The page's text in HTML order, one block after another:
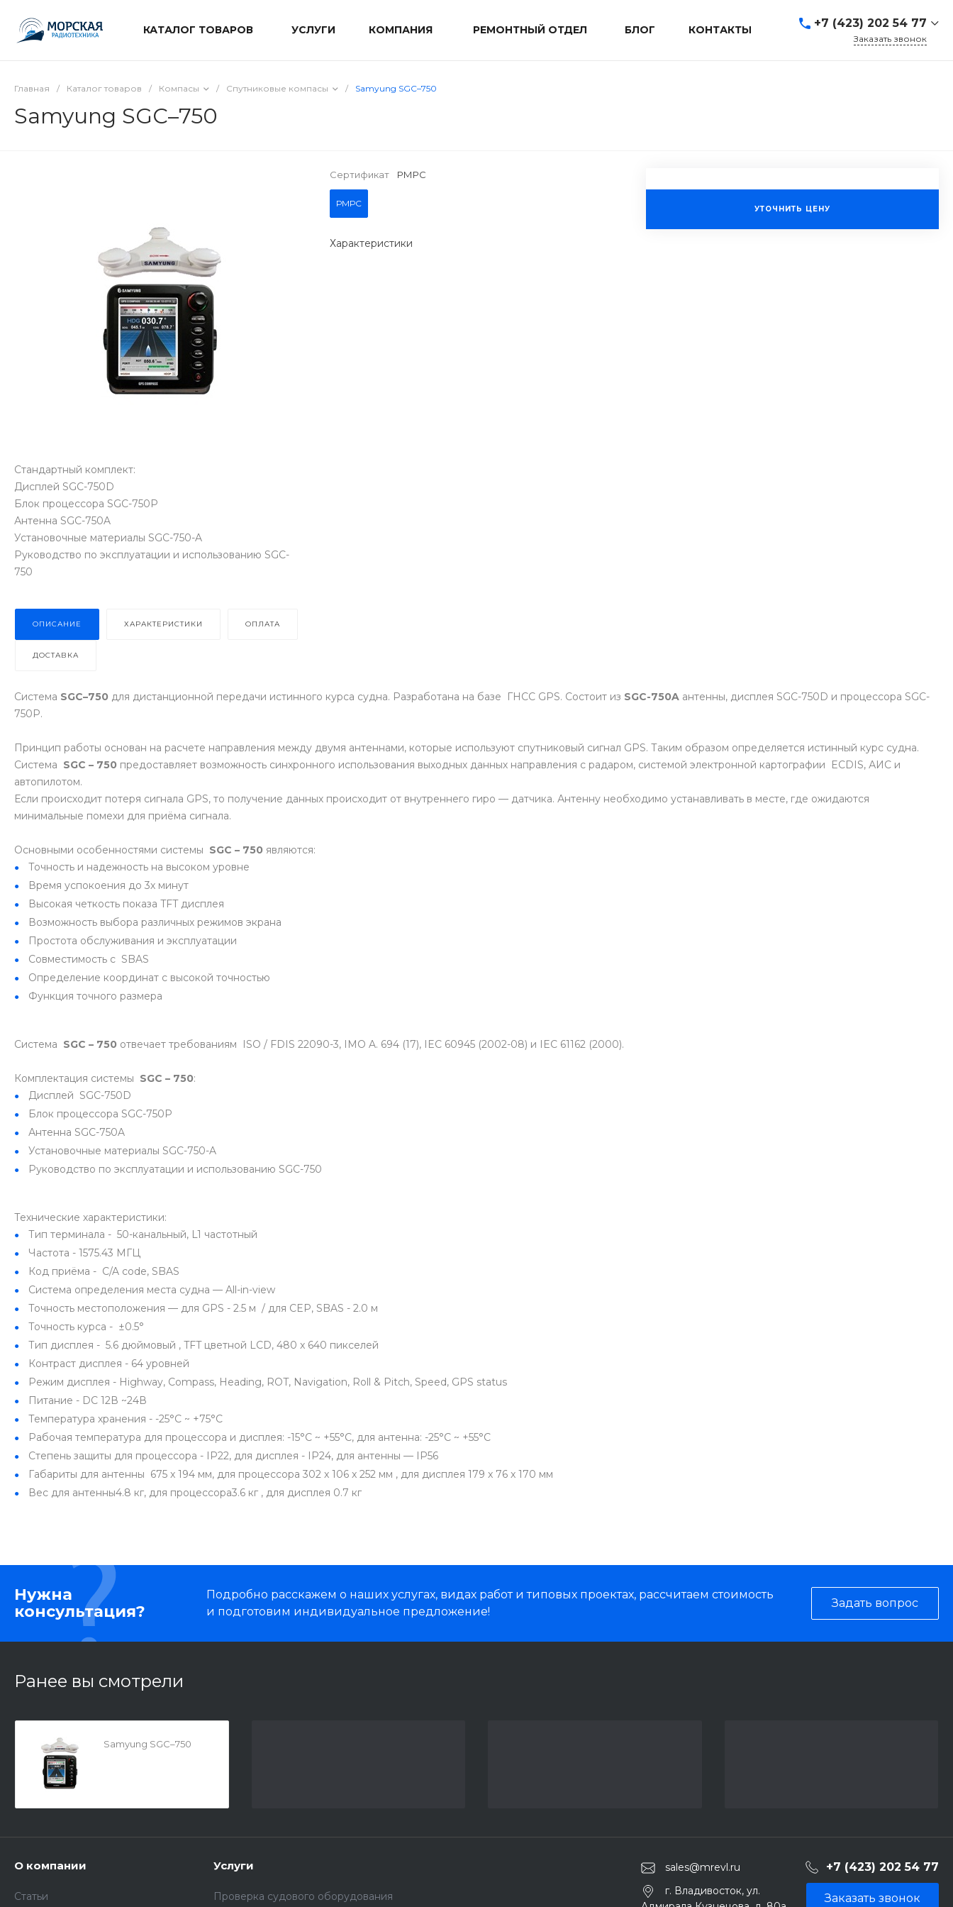
КАТАЛОГ ТОВАРОВ УСЛУГИ КОМПАНИЯ РЕМОНТНЫЙ ОТДЕЛ БЛОГ КОНТАКТЫ +7 (423) 202 54 77
Заказать звонок
Главная / Каталог товаров / Компасы / Спутниковые компасы / Samyung SGC–750
Samyung SGC–750
Стандартный комплект:
Дисплей SGC-750D
Блок процессора SGC-750P
Антенна SGC-750A
Установочные материалы SGC-750-A
Руководство по эксплуатации и использованию SGC-
750
Сертификат РМРС
РМРС
Характеристики
УТОЧНИТЬ ЦЕНУ
ОПИСАНИЕ ХАРАКТЕРИСТИКИ ОПЛАТА
ДОСТАВКА
Система SGC–750 для дистанционной передачи истинного курса судна. Разработана на базе ГНСС GPS. Состоит из SGC-750A антенны, дисплея SGC-750D и процессора SGC-
750P.
Принцип работы основан на расчете направления между двумя антеннами, которые используют спутниковый сигнал GPS. Таким образом определяется истинный курс судна.
Система SGC – 750 предоставляет возможность синхронного использования выходных данных направления с радаром, системой электронной картографии ECDIS, АИС и
автопилотом.
Если происходит потеря сигнала GPS, то получение данных происходит от внутреннего гиро — датчика. Антенну необходимо устанавливать в месте, где ожидаются
минимальные помехи для приёма сигнала.
Основными особенностями системы SGC – 750 являются:
Точность и надежность на высоком уровне
Время успокоения до 3х минут
Высокая четкость показа TFT дисплея
Возможность выбора различных режимов экрана
Простота обслуживания и эксплуатации
Совместимость с SBAS
Определение координат с высокой точностью
Функция точного размера
Система SGC – 750 отвечает требованиям ISO / FDIS 22090-3, IMO A. 694 (17), IEC 60945 (2002-08) и IEC 61162 (2000).
Комплектация системы SGC – 750:
Дисплей SGC-750D
Блок процессора SGC-750P
Антенна SGC-750A
Установочные материалы SGC-750-A
Руководство по эксплуатации и использованию SGC-750
Технические характеристики:
Тип терминала - 50-канальный, L1 частотный
Частота - 1575.43 МГЦ
Код приёма - C/A code, SBAS
Система определения места судна — All-in-view
Точность местоположения — для GPS - 2.5 м / для CEP, SBAS - 2.0 м
Точность курса - ±0.5°
Тип дисплея - 5.6 дюймовый , TFT цветной LCD, 480 x 640 пикселей
Контраст дисплея - 64 уровней
Режим дисплея - Highway, Compass, Heading, ROT, Navigation, Roll & Pitch, Speed, GPS status
Питание - DC 12В ~24В
Температура хранения - -25°C ~ +75°C
Рабочая температура для процессора и дисплея: -15°C ~ +55°C, для антенна: -25°C ~ +55°C
Степень защиты для процессора - IP22, для дисплея - IP24, для антенны — IP56
Габариты для антенны 675 x 194 мм, для процессора 302 x 106 x 252 мм , для дисплея 179 x 76 x 170 мм
Вес для антенны4.8 кг, для процессора3.6 кг , для дисплея 0.7 кг
Нужна
консультация?
Подробно расскажем о наших услугах, видах работ и типовых проектах, рассчитаем стоимость
и подготовим индивидуальное предложение!
Задать вопрос
Ранее вы смотрели
Samyung SGC–750
О компании
Статьи
Услуги
Проверка судового оборудования
sales@mrevl.ru +7 (423) 202 54 77
г. Владивосток, ул.
Заказать звонок